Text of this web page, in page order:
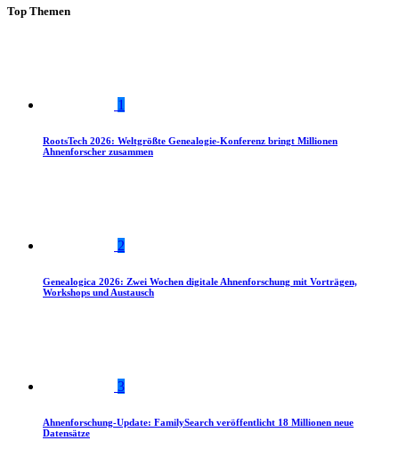
Top Themen
1
RootsTech 2026: Weltgrößte Genealogie-Konferenz bringt Millionen
Ahnenforscher zusammen
2
Genealogica 2026: Zwei Wochen digitale Ahnenforschung mit Vorträgen,
Workshops und Austausch
3
Ahnenforschung-Update: FamilySearch veröffentlicht 18 Millionen neue
Datensätze